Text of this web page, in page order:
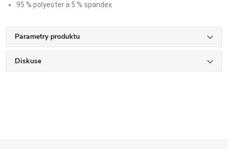
95 % polyester a 5 % spandex
Parametry produktu
Diskuse